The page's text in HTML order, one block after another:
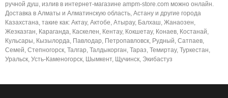
ручной душ, излив в интернет-магазине ampm-store.com можно онлайн.
Доставка в Алматы и Алматинскую область, Астану и другие города
Казахстана, такие как: Актау, Актобе, Атырау, Балхаш, Жанаозен,
Жезказган, Караганда, Каскелен, Кентау, Кокшетау, Конаев, Костанай,
Кульсары, Кызылорда, Павлодар, Петропавловск, Рудный, Сатпаев,
Семей, Степногорск, Талгар, Талдыкорган, Тараз, Темиртау, Туркестан,
Уральск, Усть-Каменогорск, Шымкент, Щучинск, Экибастуз